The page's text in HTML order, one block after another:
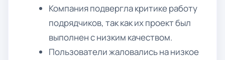
Компания подвергла критике работу
подрядчиков, так как их проект был
выполнен с низким качеством.
Пользователи жаловались на низкое